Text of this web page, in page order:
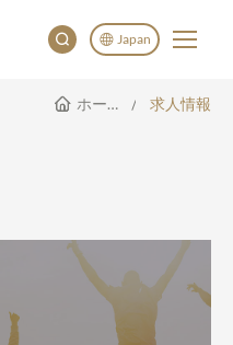
Japan
English
Deutsch
ホームページ 求人情報